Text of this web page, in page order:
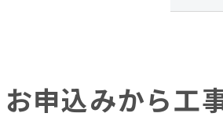
お申込みから工